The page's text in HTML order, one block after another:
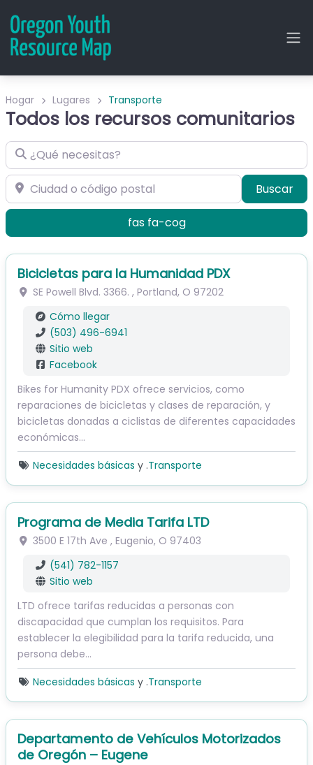
Hogar Lugares Transporte
Todos los recursos comunitarios
¿Qué necesitas?
Ciudad o código postal Buscar
fas fa-cog
Bicicletas para la Humanidad PDX
SE Powell Blvd. 3366. , Portland, O 97202
Cómo llegar
(503) 496-6941
Sitio web
Facebook
Bikes for Humanity PDX ofrece servicios, como
reparaciones de bicicletas y clases de reparación, y
bicicletas donadas a ciclistas de diferentes capacidades
económicas…
Necesidades básicas y .Transporte
Programa de Media Tarifa LTD
3500 E 17th Ave , Eugenio, O 97403
(541) 782-1157
Sitio web
LTD ofrece tarifas reducidas a personas con
discapacidad que cumplan los requisitos. Para
establecer la elegibilidad para la tarifa reducida, una
persona debe…
Necesidades básicas y .Transporte
Departamento de Vehículos Motorizados
de Oregón – Eugene